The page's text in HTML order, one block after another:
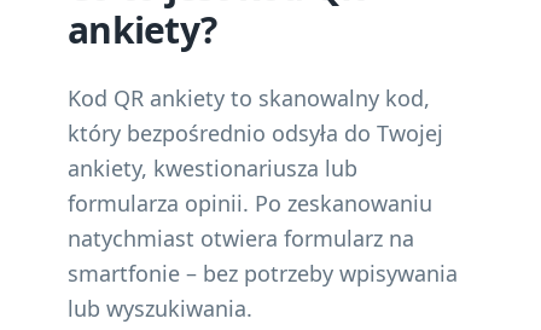
ankiety?
Kod QR ankiety to skanowalny kod,
który bezpośrednio odsyła do Twojej
ankiety, kwestionariusza lub
formularza opinii. Po zeskanowaniu
natychmiast otwiera formularz na
smartfonie – bez potrzeby wpisywania
lub wyszukiwania.